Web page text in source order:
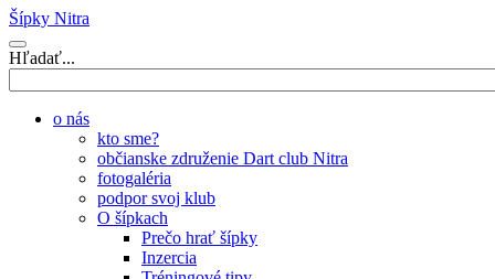
Šípky Nitra
Hľadať...
o nás
kto sme?
občianske združenie Dart club Nitra
fotogaléria
podpor svoj klub
O šípkach
Prečo hrať šípky
Inzercia